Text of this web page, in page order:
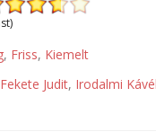
, Friss, Kiemelt
Fekete Judit, Irodalmi